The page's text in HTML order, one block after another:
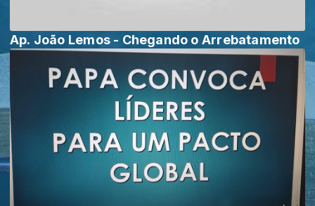
Ap. João Lemos - Chegando o Arrebatamento